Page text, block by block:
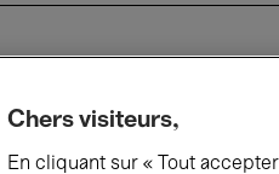
Ce qui
Chers visiteurs,
En cliquant sur « Tout